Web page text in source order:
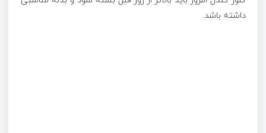
داشته باشد.